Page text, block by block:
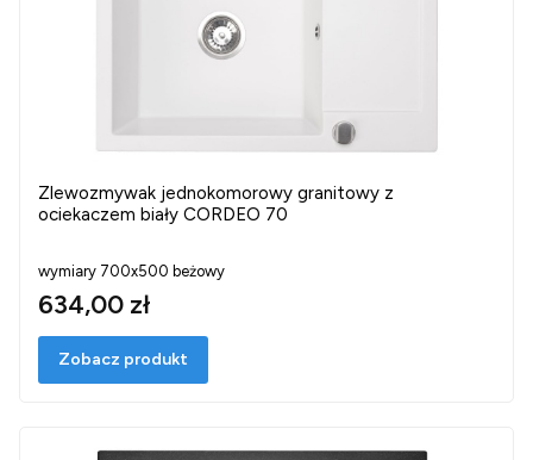
Zlewozmywak jednokomorowy granitowy z
ociekaczem biały CORDEO 70
wymiary 700x500 beżowy
634,00 zł
Zobacz produkt